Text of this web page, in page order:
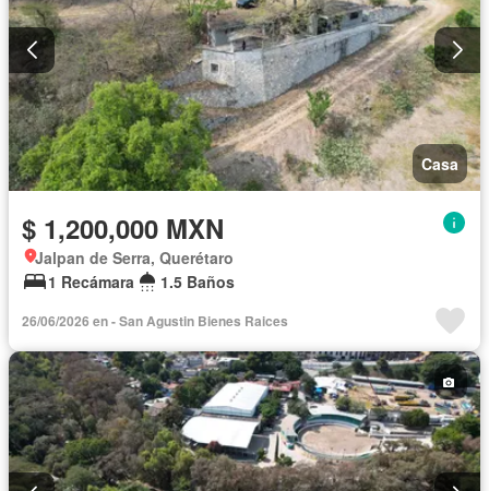
Casa
$ 1,200,000 MXN
Jalpan de Serra, Querétaro
1 Recámara
1.5 Baños
26/06/2026 en - San Agustin Bienes Raices